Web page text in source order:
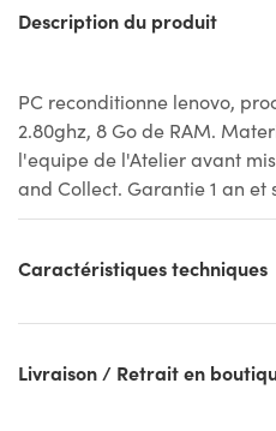
Description du produit
PC reconditionne lenovo,
2.80ghz, 8 Go de RAM.
l'equipe de l'Atelier avant
and Collect. Garantie 1 an
Caractéristiques techniques
Livraison / Retrait en